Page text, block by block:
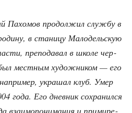
Пахо­мов про­дол­жил служ­бу в
в ста­ни­цу Мало­дель­скую
пре­по­да­вал в шко­ле чер­
мест­ным худож­ни­ком — его
укра­шал клуб. Умер
года. Его днев­ник сохра­нил­ся
вза­и­мо­по­ни­ма­ния и при­ми­ре­